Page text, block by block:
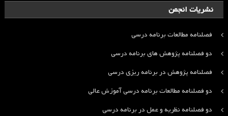
نشریات انجمن
فصلنامه مطالعات برنامه درسی
دو فصلنامه پژوهش های برنامه درسی
فصلنامه پژوهش در برنامه ریزی درسی
دو فصلنامه مطالعات برنامه درسی آموزش عالی
دو فصلنامه نظریه و عمل در برنامه درسی